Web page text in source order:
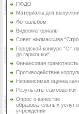
ПФДО
Материалы для
Фотоальбом
Видеоматериалы
Совет жилмассива
Городской конкурс "От
до гармошки"
Финансовая грамотность
Противодействие
Независимая оценка
Результаты самооценки
Опрос о качестве
образовательных услуг в
учреждении